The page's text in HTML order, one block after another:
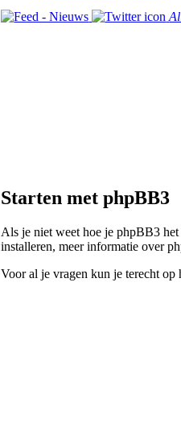
Starten met phpBB3
Als je niet weet hoe je phpBB3
installeren, meer informatie over
Voor al je vragen kun je terecht op